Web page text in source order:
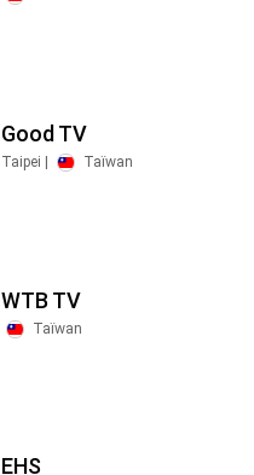
Good TV
Taipei | Taïwan
WTB TV
Taïwan
EHS